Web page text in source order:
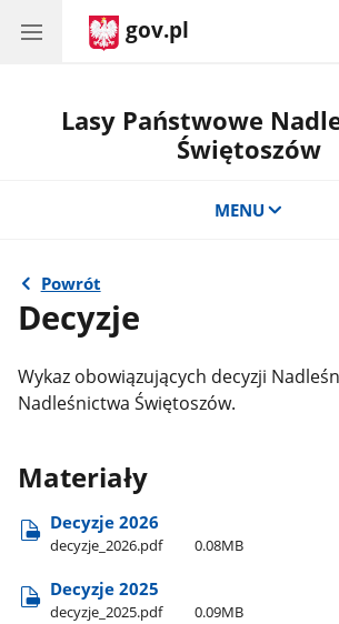
gov.pl
Lasy Państwowe
Świętoszów
MENU
Powrót
Decyzje
Wykaz obowiązujących decyzji
Nadleśnictwa Świętoszów.
Materiały
Decyzje 2026
decyzje​_2026.pdf 0.08MB
Decyzje 2025
decyzje​_2025.pdf 0.09MB